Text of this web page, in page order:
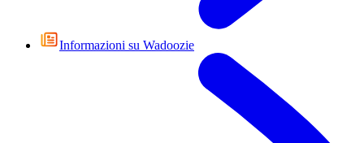
Informazioni su Wadoozie